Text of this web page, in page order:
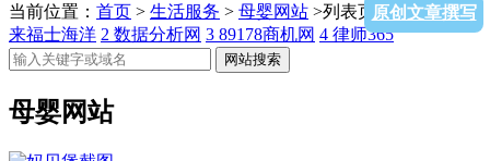
原创文章撰写
当前位置： 首页 > 生活服务 > 母婴网站 >列表页面1烟台中集
来福士海洋 2 数据分析网 3 89178商机网 4 律师365
网站搜索
母婴网站